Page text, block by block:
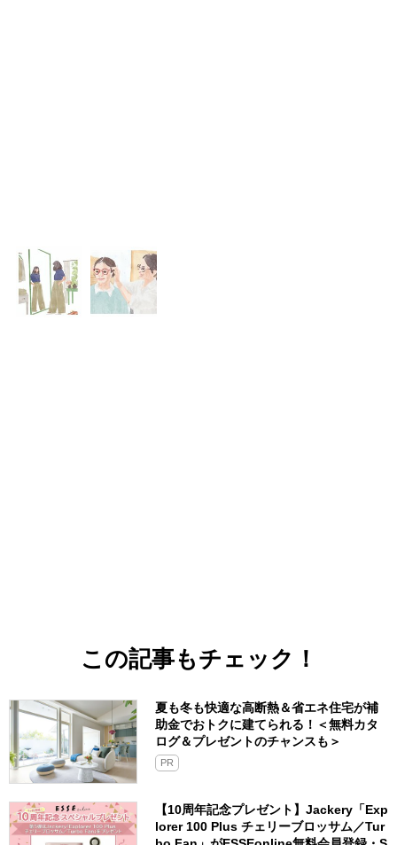
この記事もチェック！
夏も冬も快適な高断熱＆省エネ住宅が補
助金でおトクに建てられる！＜無料カタ
ログ＆プレゼントのチャンスも＞
PR
【10周年記念プレゼント】Jackery「Exp
lorer 100 Plus チェリーブロッサム／Tur